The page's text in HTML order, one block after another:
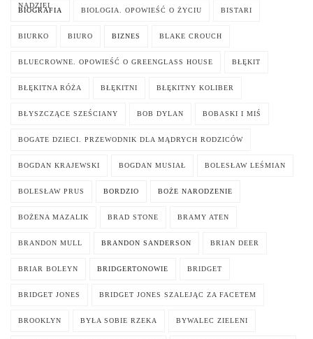
NADZIEI
BIOGRAFIA BIOLOGIA. OPOWIEŚĆ O ŻYCIU BISTARI
BIURKO BIURO BIZNES BLAKE CROUCH
BLUECROWNE. OPOWIEŚĆ O GREENGLASS HOUSE BŁĘKIT
BŁĘKITNA RÓŻA BŁĘKITNI BŁĘKITNY KOLIBER
BŁYSZCZĄCE SZEŚCIANY BOB DYLAN BOBASKI I MIŚ
BOGATE DZIECI. PRZEWODNIK DLA MĄDRYCH RODZICÓW
BOGDAN KRAJEWSKI BOGDAN MUSIAŁ BOLESŁAW LEŚMIAN
BOLESŁAW PRUS BORDZIO BOŻE NARODZENIE
BOŻENA MAZALIK BRAD STONE BRAMY ATEN
BRANDON MULL BRANDON SANDERSON BRIAN DEER
BRIAR BOLEYN BRIDGERTONOWIE BRIDGET
BRIDGET JONES BRIDGET JONES SZALEJĄC ZA FACETEM
BROOKLYN BYŁA SOBIE RZEKA BYWALEC ZIELENI